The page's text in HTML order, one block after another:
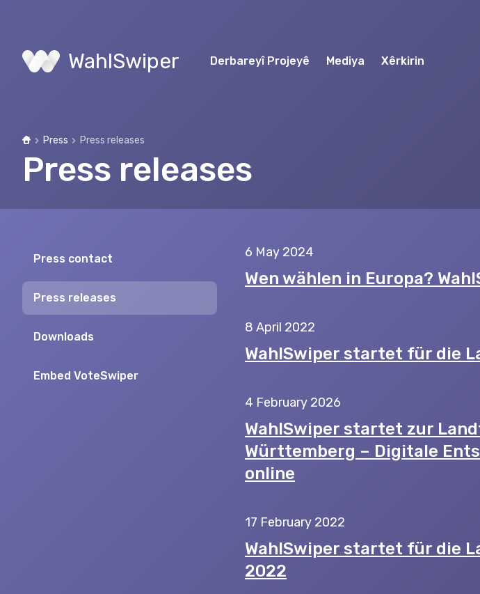
WahlSwiper Derbareyî Projeyê Mediya Xêrkirin
HomePress Press releases
Press releases
Press contact
Press releases
Downloads
Embed VoteSwiper
6 May 2024
Wen wählen in Europa?
8 April 2022
WahlSwiper startet für die
4 February 2026
WahlSwiper startet zur
Württemberg – Digitale
online
17 February 2022
WahlSwiper startet für die
2022